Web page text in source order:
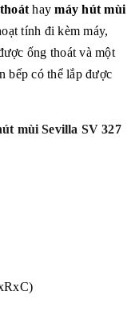
thoáthaymáy hút mùi
tính đi kèm máy,
ống thoát và một
bếp có thể lắp được
mùiSevilla SV 327